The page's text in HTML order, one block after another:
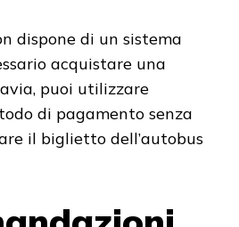
dispone di un sistema
acquistare una
puoi utilizzare
di pagamento senza
il biglietto dell’autobus